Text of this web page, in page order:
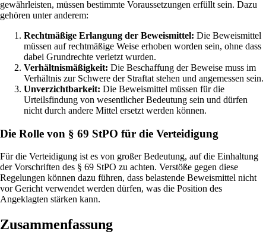
gewährleisten, müssen bestimmte Voraussetzungen erfüllt sein. Dazu
gehören unter anderem:
Rechtmäßige Erlangung der Beweismittel: Die Beweismittel
müssen auf rechtmäßige Weise erhoben worden sein, ohne dass
dabei Grundrechte verletzt wurden.
Verhältnismäßigkeit: Die Beschaffung der Beweise muss im
Verhältnis zur Schwere der Straftat stehen und angemessen sein.
Unverzichtbarkeit: Die Beweismittel müssen für die
Urteilsfindung von wesentlicher Bedeutung sein und dürfen
nicht durch andere Mittel ersetzt werden können.
Die Rolle von § 69 StPO für die Verteidigung
Für die Verteidigung ist es von großer Bedeutung, auf die Einhaltung
der Vorschriften des § 69 StPO zu achten. Verstöße gegen diese
Regelungen können dazu führen, dass belastende Beweismittel nicht
vor Gericht verwendet werden dürfen, was die Position des
Angeklagten stärken kann.
Zusammenfassung